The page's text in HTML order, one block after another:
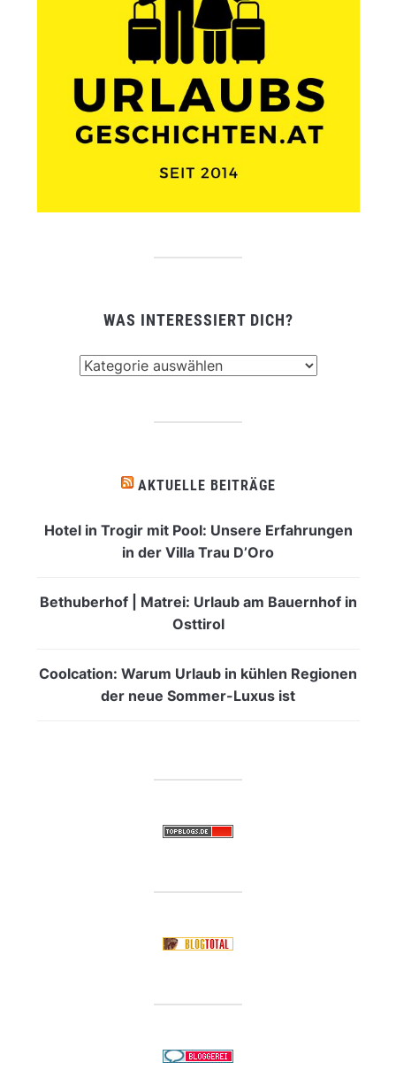
WAS INTERESSIERT DICH?
AKTUELLE BEITRÄGE
Hotel in Trogir mit Pool: Unsere Erfahrungen
in der Villa Trau D’Oro
Bethuberhof | Matrei: Urlaub am Bauernhof in
Osttirol
Coolcation: Warum Urlaub in kühlen Regionen
der neue Sommer-Luxus ist